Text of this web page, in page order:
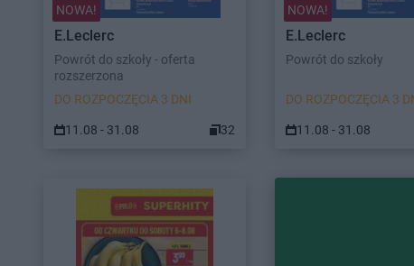
NOWA!
E.Leclerc
Powrót do szkoły - oferta
rozszerzona
DO ROZPOCZĘCIA 3 DNI
11.08 - 31.08 32
NOWA!
E.Leclerc
Powrót do szkoły
DO ROZPOCZĘCIA 3
11.08 - 31.08